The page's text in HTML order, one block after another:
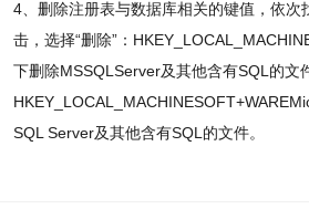
4、删除注册表与数据库相关的键值，依次
击，选择“删除”：
下删除MSSQLServer及其他含有SQL的文
SQL Server及其他含有SQL的文件。